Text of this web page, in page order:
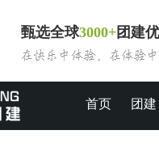
甄选全球3000+团建
首页 团建